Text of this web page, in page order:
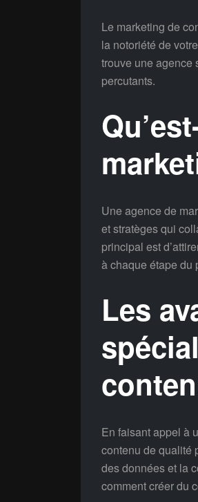
Le marketing de
la notoriété de
trouve une agence
percutants.
Une agence de
et stratèges qui
principal est
à chaque étape du
Les
En faisant appel à
contenu de qualité
des données et la
comment créer du